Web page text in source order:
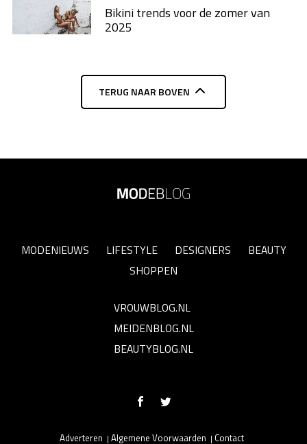
Bikini trends voor de zomer van
2025
TERUG NAAR BOVEN
MODENIEUWS LIFESTYLE DESIGNERS
BEAUTY
SHOPPEN
VROUWBLOG.NL
MEIDENBLOG.NL
BEAUTYBLOG.NL
Adverteren Algemene Voorwaarden Contact